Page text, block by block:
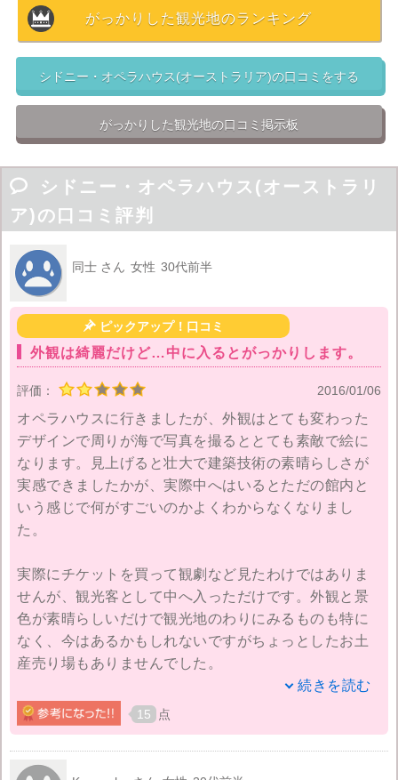
 普通の現代建築
特徴的な形から印象が強い建物ですが、実際は
ペラハウスです。有名なデンマーク建築家が設計した割
には中も普通で特に何かあるということはありません。
ディズニー映画「ファインディング・ニモ」の舞台とも
ラリアの都市の一つです。
オーストラリアはイギリスの植民地だったのもあり、シ
ドニーでも
などイギリスを色濃く感じさせます。
JTBプラン Expediaプラン hotels.com
がっかりした観光地のランキング
シドニー・オペラハウス(オーストラリア)の口コミをする
がっかりした観光地の口コミ掲示板

シドニー・オペラハウス(オーストラリ
ア)の口コミ評判
同士 さん 女性 30代前半
ピックアップ！口コミ
外観は綺麗だけど…中に入るとがっかりします。
評価： 2016/01/06
オペラハウスに行きましたが、外観はとても変わった
デザインで周りが海で写真を撮るととても素敵で絵に
なります。見上げると壮大で建築技術の素晴らしさが
実感できましたかが、実際中へはいるとただの館内と
いう感じで何がすごいのかよくわからなくなりまし
た。
実際にチケットを買って観劇など見たわけではありま
せんが、観光客として中へ入っただけです。外観と景
色が素晴らしいだけで観光地のわりにみるものも特に
なく、今はあるかもしれないですがちょっとしたお土
産売り場もありませんでした。
わざわざ時間を作ってオペラハウスに来てもあまり価
値が無かったという印象だけでした。子どもも少し来
ていましたが何もすることがなく外へ出て走り回って
遊ぶくらいで、暇そうでした。写真を撮ることに関し
続きを読む
15 点